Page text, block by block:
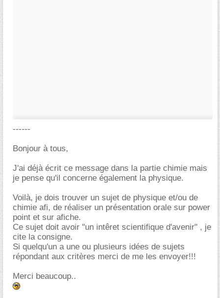
------
Bonjour à tous,
J'ai déjà écrit ce message dans la partie chimie mais
je pense qu'il concerne également la physique.
Voilà, je dois trouver un sujet de physique et/ou de
chimie afi, de réaliser un présentation orale sur power
point et sur afiche.
Ce sujet doit avoir "un intêret scientifique d'avenir" , je
cite la consigne.
Si quelqu'un a une ou plusieurs idées de sujets
répondant aux critères merci de me les envoyer!!!
Merci beaucoup..